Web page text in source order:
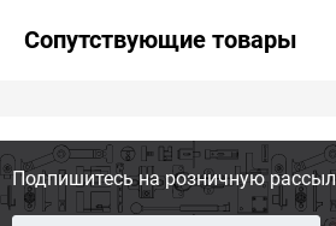
Сопутствующие товары
Подпишитесь на розничную